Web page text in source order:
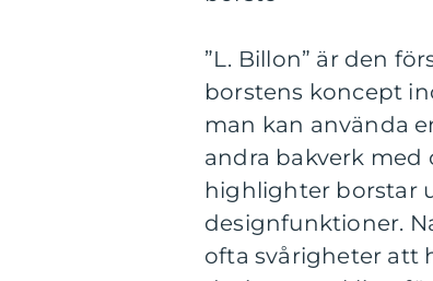
”L. Billon” är den
borstens koncept
man kan använda
andra bakverk med
highlighter borstar
designfunktioner.
ofta svårigheter att